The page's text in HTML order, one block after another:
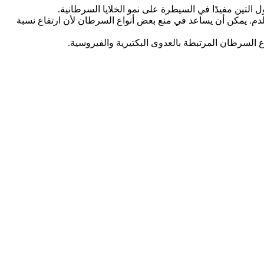
التين مفيدًا في السيطرة على نمو الخلايا السرطانية.
يمكن أن يساعد في منع بعض أنواع السرطان لأن ارتفاع نسبة
المرتبطة بالعدوى البكتيرية والفيروسية.